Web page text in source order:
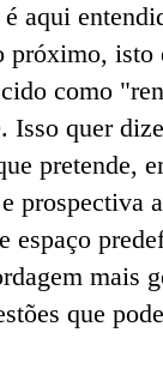
aqui
próximo,
como
Isso quer
pretende,
prospectiva
mais
que